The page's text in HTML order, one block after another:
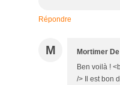
Répondre
M Mortimer
Ben voilà !
/> Il est bon